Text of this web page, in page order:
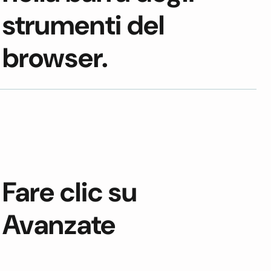
strumenti del
browser.
Fare clic su
Avanzate